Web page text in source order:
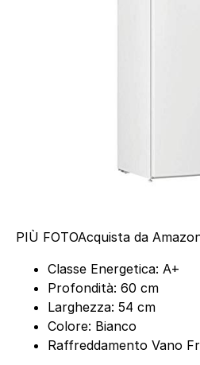
PIÙ FOTOAcquista da
Classe Energetica: A+
Profondità: 60 cm
Larghezza: 54 cm
Colore: Bianco
Raffreddamento Vano